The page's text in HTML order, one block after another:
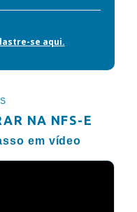
NA NFS-E
em vídeo
se aqui.